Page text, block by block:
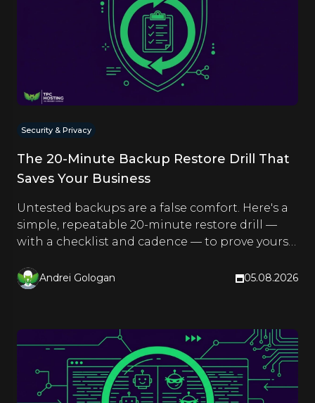
Security & Privacy
The 20-Minute Backup Restore Drill That
Saves Your Business
Untested backups are a false comfort. Here's a
simple, repeatable 20-minute restore drill —
with a checklist and cadence — to prove yours
Andrei Gologan 05.08.2026